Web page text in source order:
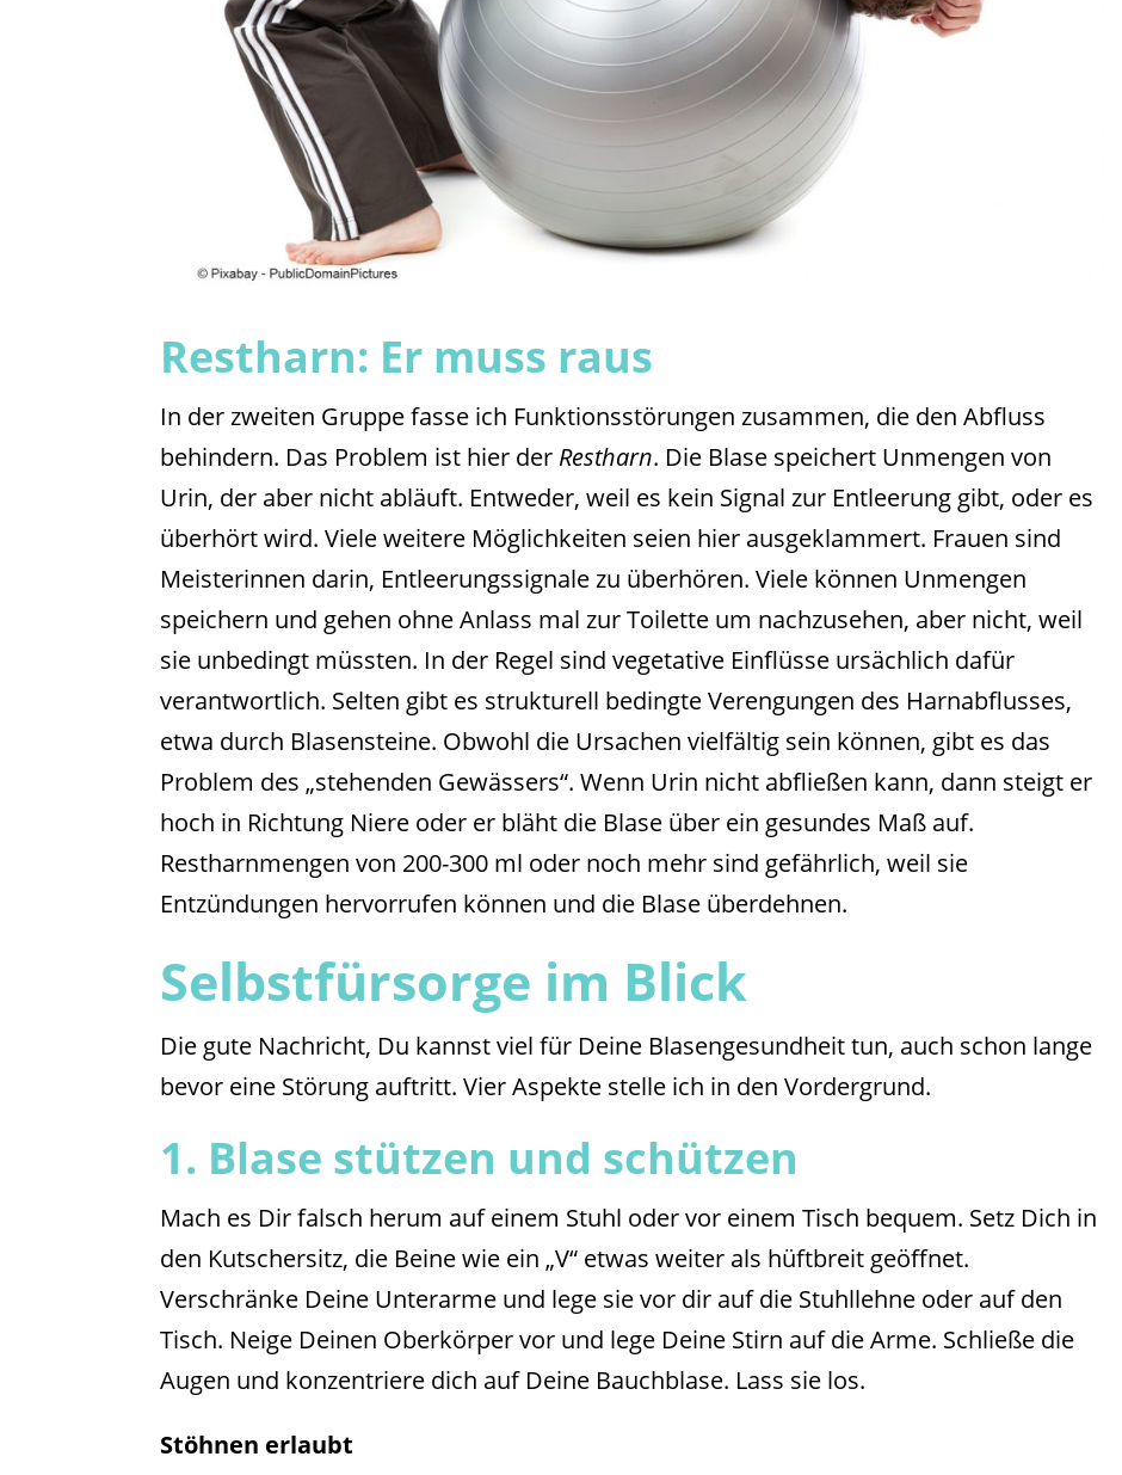
Restharn: Er muss raus
In der zweiten Gruppe fasse ich Funktionsstörungen zusammen, die den Abfluss
behindern. Das Problem ist hier der Restharn. Die Blase speichert Unmengen von
Urin, der aber nicht abläuft. Entweder, weil es kein Signal zur Entleerung gibt, oder es
überhört wird. Viele weitere Möglichkeiten seien hier ausgeklammert. Frauen sind
Meisterinnen darin, Entleerungssignale zu überhören. Viele können Unmengen
speichern und gehen ohne Anlass mal zur Toilette um nachzusehen, aber nicht, weil
sie unbedingt müssten. In der Regel sind vegetative Einflüsse ursächlich dafür
verantwortlich. Selten gibt es strukturell bedingte Verengungen des Harnabflusses,
etwa durch Blasensteine. Obwohl die Ursachen vielfältig sein können, gibt es das
Problem des „stehenden Gewässers“. Wenn Urin nicht abfließen kann, dann steigt er
hoch in Richtung Niere oder er bläht die Blase über ein gesundes Maß auf.
Restharnmengen von 200-300 ml oder noch mehr sind gefährlich, weil sie
Entzündungen hervorrufen können und die Blase überdehnen.
Selbstfürsorge im Blick
Die gute Nachricht, Du kannst viel für Deine Blasengesundheit tun, auch schon lange
bevor eine Störung auftritt. Vier Aspekte stelle ich in den Vordergrund.
1. Blase stützen und schützen
Mach es Dir falsch herum auf einem Stuhl oder vor einem Tisch bequem. Setz Dich in
den Kutschersitz, die Beine wie ein „V“ etwas weiter als hüftbreit geöffnet.
Verschränke Deine Unterarme und lege sie vor dir auf die Stuhllehne oder auf den
Tisch. Neige Deinen Oberkörper vor und lege Deine Stirn auf die Arme. Schließe die
Augen und konzentriere dich auf Deine Bauchblase. Lass sie los.
Stöhnen erlaubt